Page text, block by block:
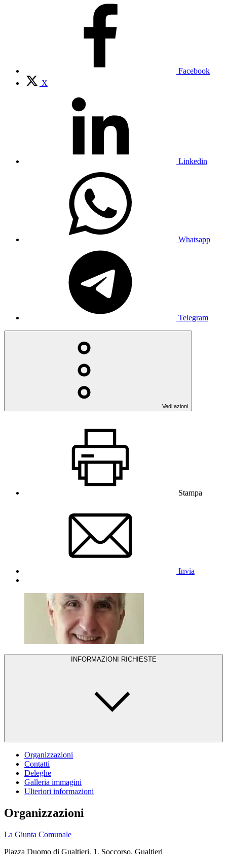
Facebook
X
Linkedin
Whatsapp
Telegram
Vedi azioni
Stampa
Invia
INFORMAZIONI RICHIESTE
Organizzazioni
Contatti
Deleghe
Galleria immagini
Ulteriori informazioni
Organizzazioni
La Giunta Comunale
Piazza Duomo di Gualtieri, 1, Soccorso, Gualtieri